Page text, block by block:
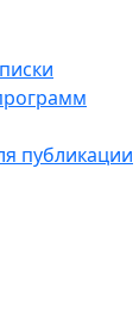
публикации